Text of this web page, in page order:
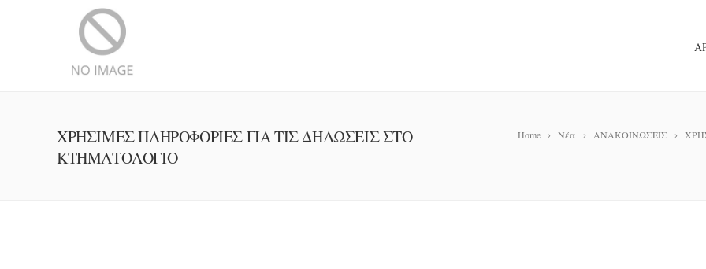
Home Νέα ΑΝΑΚΟΙΝΩΣΕΙΣ
ΧΡΗΣΙΜΕΣ ΠΛΗΡΟΦΟΡΙΕΣ ΓΙΑ ΤΙΣ ΔΗΛΩΣΕΙΣ ΣΤΟ
ΚΤΗΜΑΤΟΛΟΓΙΟ